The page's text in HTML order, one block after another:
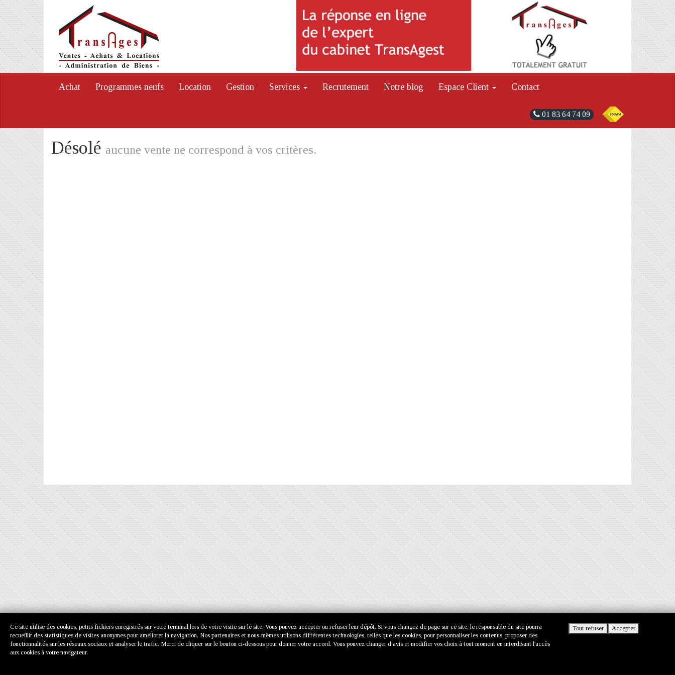
Ce site utilise des cookies, petits fichiers enregistrés sur votre terminal lors de votre visite sur le site. Vous pouvez accepter ou refuser leur dépôt. Si vous changez de page sur ce site, le responsable du site pourra
recueillir des statistiques de visites anonymes pour améliorer la navigation. Nos partenaires et nous-mêmes utilisons différentes technologies, telles que les cookies, pour personnaliser les contenus, proposer des
fonctionnalités sur les réseaux sociaux et analyser le trafic. Merci de cliquer sur le bouton ci-dessous pour donner votre accord. Vous pouvez changer d’avis et modifier vos choix à tout moment en interdisant l'accès
aux cookies à votre navigateur.
Tout refuser Accepter
Achat Programmes neufs Location Gestion Services Recrutement Notre blog Espace Client Contact
01 83 64 74 09
Désolé aucune vente ne correspond à vos critères.